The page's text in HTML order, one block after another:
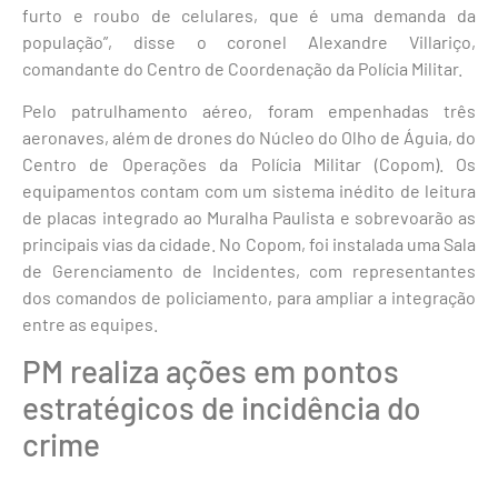
furto e roubo de celulares, que é uma demanda da
população”, disse o coronel Alexandre Villariço,
comandante do Centro de Coordenação da Polícia Militar.
Pelo patrulhamento aéreo, foram empenhadas três
aeronaves, além de drones do Núcleo do Olho de Águia, do
Centro de Operações da Polícia Militar (Copom). Os
equipamentos contam com um sistema inédito de leitura
de placas integrado ao Muralha Paulista e sobrevoarão as
principais vias da cidade. No Copom, foi instalada uma Sala
de Gerenciamento de Incidentes, com representantes
dos comandos de policiamento, para ampliar a integração
entre as equipes.
PM realiza ações em pontos
estratégicos de incidência do
crime